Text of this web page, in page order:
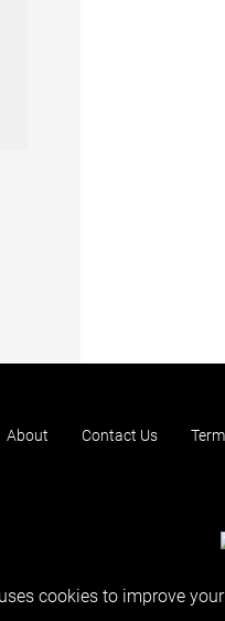
About Contact Us
cookies to improve